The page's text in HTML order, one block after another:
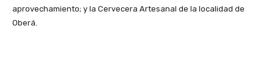
aprovechamiento; y la Cervecera Artesanal de la localidad de
Oberá.